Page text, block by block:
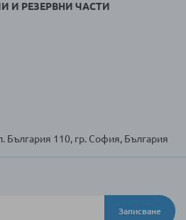
И РЕЗЕРВНИ ЧАСТИ
България 110, гр. София, България
Записване